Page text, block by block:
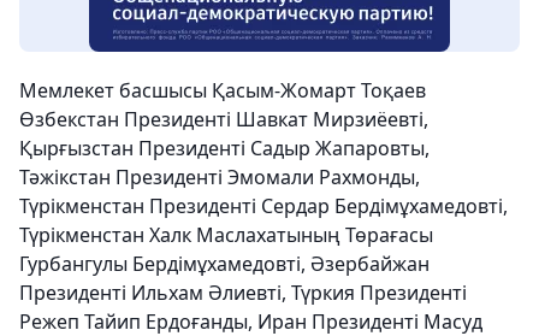
Мемлекет басшысы Қасым-Жомарт Тоқаев
Өзбекстан Президенті Шавкат Мирзиёевті,
Қырғызстан Президенті Садыр Жапаровты,
Тәжікстан Президенті Эмомали Рахмонды,
Түрікменстан Президенті Сердар Бердімұхамедовті,
Түрікменстан Халк Маслахатының Төрағасы
Гурбангулы Бердімұхамедовті, Әзербайжан
Президенті Ильхам Әлиевті, Түркия Президенті
Режеп Тайип Ердоғанды, Иран Президенті Масуд